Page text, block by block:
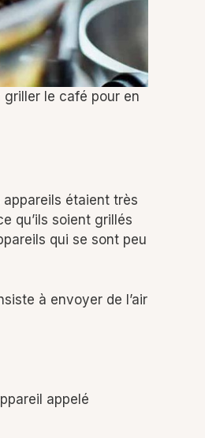
griller le café pour en
étaient très
qu’ils soient grillés
qui se sont peu
à envoyer de l’air
appelé